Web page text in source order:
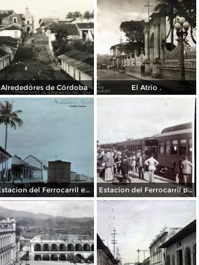
Alrededores de Córdoba El Atrio .
Estacion del Ferrocarril en Córdoba, Veracruz. Estacion del Ferrocarril por el Fotógrafo Abel Briquet..